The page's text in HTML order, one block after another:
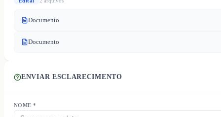
Documento
Documento
ENVIAR ESCLARECIMENTO
NOME *